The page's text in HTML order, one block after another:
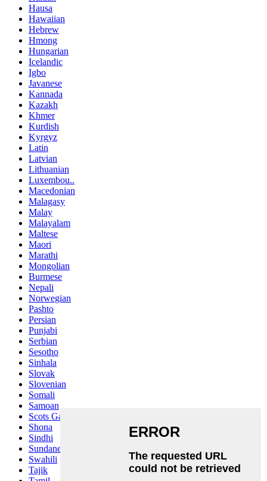
Hausa
Hawaiian
Hebrew
Hmong
Hungarian
Icelandic
Igbo
Javanese
Kannada
Kazakh
Khmer
Kurdish
Kyrgyz
Latin
Latvian
Lithuanian
Luxembou..
Macedonian
Malagasy
Malay
Malayalam
Maltese
Maori
Marathi
Mongolian
Burmese
Nepali
Norwegian
Pashto
Persian
Punjabi
Serbian
Sesotho
Sinhala
Slovak
Slovenian
Somali
Samoan
Scots Gaelic
Shona
Sindhi
Sundanese
Swahili
Tajik